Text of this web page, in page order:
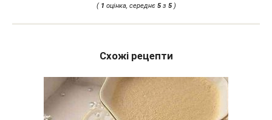
( 1 оцінка, середнє 5з 5)
Схожі рецепти